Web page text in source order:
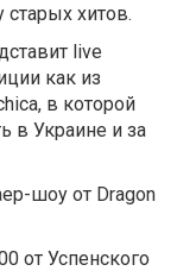
хитов.
live
как из
в которой
в Украине и за
шоу от Dragon
от Успенского